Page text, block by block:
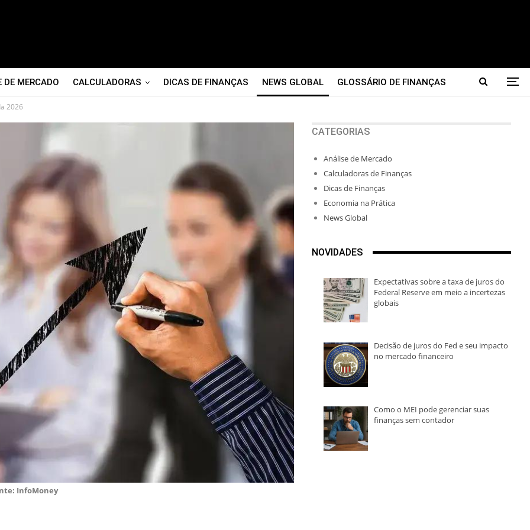
DE MERCADO CALCULADORAS DICAS DE FINANÇAS NEWS GLOBAL GLOSSÁRIO DE FINANÇAS
2026
InfoMoney
CATEGORIAS
Análise de Mercado
Calculadoras de Finanças
Dicas de Finanças
Economia na Prática
News Global
NOVIDADES
Expectativas sobre a taxa de juros do
Federal Reserve em meio a incertezas
globais
Decisão de juros do Fed e seu impacto
no mercado financeiro
Como o MEI pode gerenciar suas
finanças sem contador